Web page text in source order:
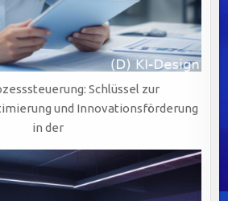
Schlüssel zur
und Innovationsförderung
in der